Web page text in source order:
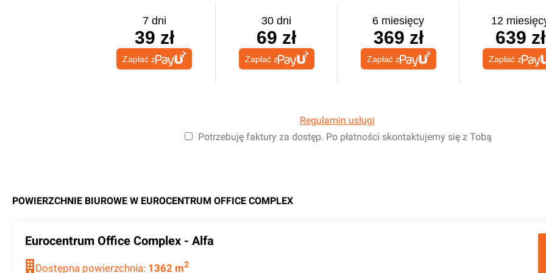
7 dni
39 zł
Zapłać z
30 dni
69 zł
Zapłać z
6 miesięcy
369 zł
Zapłać z
12
639 zł
Zapłać z
Regulamin usługi
Potrzebuję faktury za dostęp. Po płatności skontaktujemy się z Tobą
POWIERZCHNIE BIUROWE W EUROCENTRUM OFFICE COMPLEX
Eurocentrum Office Complex - Alfa
Dostępna powierzchnia: 1362 m2